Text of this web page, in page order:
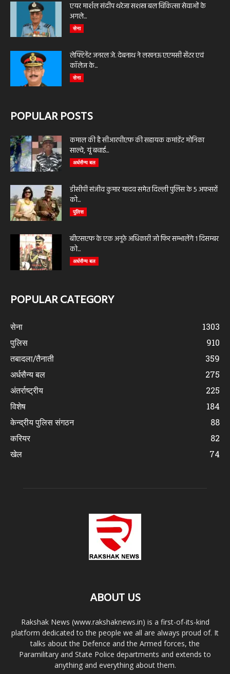
एयर मार्शल संदीप थरेजा सशस्त्र बल चिकित्सा सेवाओं के
अगले...
सेना
लेफ्टिनेंट जनरल जे. देबनाथ ने लखनऊ एएमसी सेंटर एवं
कॉलेज के...
सेना
POPULAR POSTS
कमाल की है सीआरपीएफ की सहायक कमांडेंट मोनिका
साल्वे, यूं बचाई...
अर्धसैन्य बल
डीसीपी संजीव कुमार यादव समेत दिल्ली पुलिस के 5 अफसरों
को...
पुलिस
बीएसएफ के एक अनूठे अधिकारी जो फिर सम्भालेंगे 1 दिसम्बर
को...
अर्धसैन्य बल
POPULAR CATEGORY
सेना
1303
पुलिस
910
तबादला/तैनाती
359
अर्धसैन्य बल
275
अंतर्राष्ट्रीय
225
विशेष
184
केन्द्रीय पुलिस संगठन
88
करियर
82
खेल
74
ABOUT US
Rakshak News (www.rakshaknews.in) is a first-of-its-kind
platform dedicated to the people we all are always proud of. It
talks about the Defence and the Armed forces, the
Paramilitary and State Police departments and extends to
anything and everything about them.